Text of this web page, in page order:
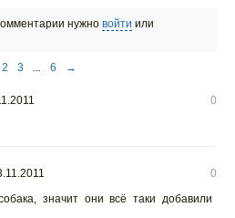
нужно войти или
2 3 ... 6 →
0
0
значит они всё таки добавили